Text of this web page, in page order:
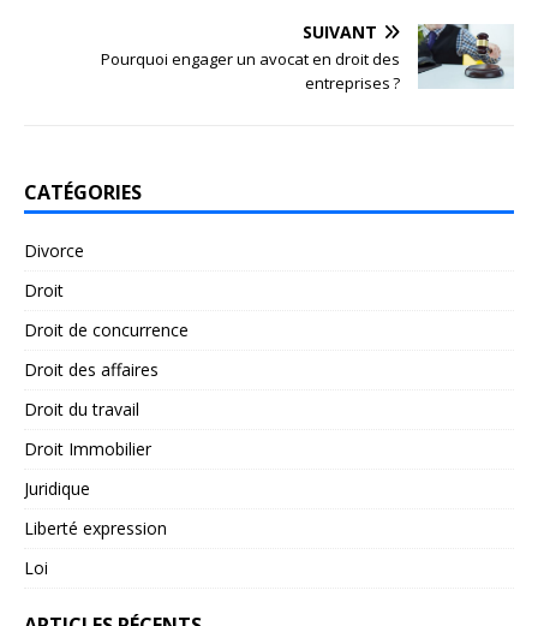
SUIVANT
Pourquoi engager un avocat en droit des
entreprises ?
CATÉGORIES
Divorce
Droit
Droit de concurrence
Droit des affaires
Droit du travail
Droit Immobilier
Juridique
Liberté expression
Loi